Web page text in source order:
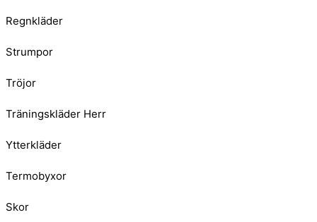
Regnkläder
Strumpor
Tröjor
Träningskläder Herr
Ytterkläder
Termobyxor
Skor